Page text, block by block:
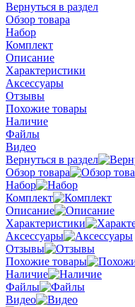
Вернуться в раздел
Обзор товара
Набор
Комплект
Описание
Характеристики
Аксессуары
Отзывы
Похожие товары
Наличие
Файлы
Видео
Вернуться в раздел
Обзор товара
Набор
Комплект
Описание
Характеристики
Аксессуары
Отзывы
Похожие товары
Наличие
Файлы
Видео